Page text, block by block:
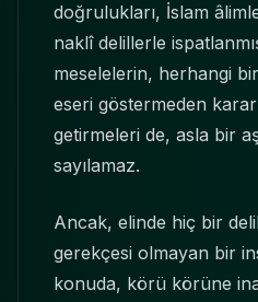
doğrulukları, İslam
naklî delillerle
meselelerin, herhangi
eseri göstermeden
getirmeleri de, asla bir
sayılamaz.
Ancak, elinde hiç bir
gerekçesi olmayan bir
konuda, körü körüne